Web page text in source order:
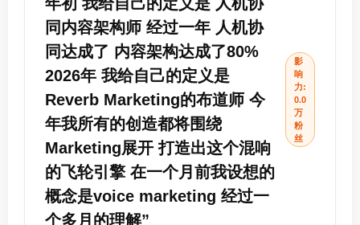
同内容架构师 经过一年 人机协
同达成了 内容架构达成了80%
2026年 我给自己的定义是
Reverb Marketing的布道师 今
年我所有的创造都将围绕
Marketing展开 打造出这个混响
的飞轮引擎 在一个月前我设想的
概念是voice marketing 经过一
个多月的理解”
影
响
力:
0.0
万
粉
丝